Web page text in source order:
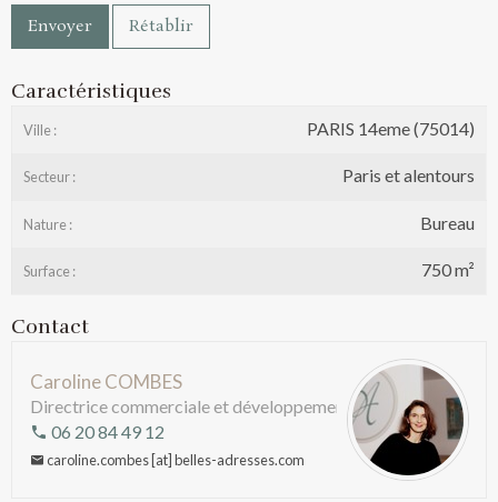
Envoyer Rétablir
Caractéristiques
Ville : PARIS 14eme (75014)
Secteur : Paris et alentours
Nature : Bureau
Surface : 750 m²
Contact
Caroline COMBES
Directrice commerciale et développement
06 20 84 49 12
caroline.combes [at] belles-adresses.com